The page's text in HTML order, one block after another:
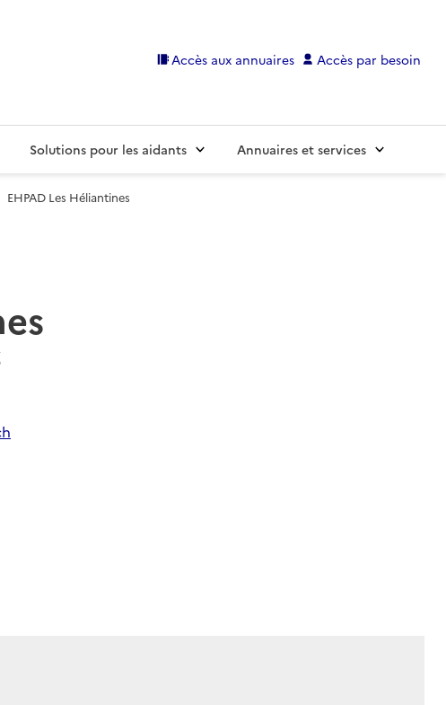
Accès aux annuaires Accès par besoin
Solutions pour les aidants Annuaires et services
EHPAD Les Héliantines